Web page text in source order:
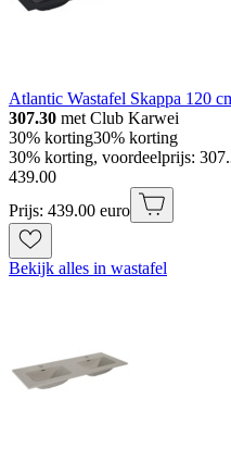
Atlantic Wastafel Skappa 120
307.30 met Club Karwei
30% korting30% korting
30% korting, voordeelprijs:
439.00
Prijs: 439.00 euro
Bekijk alles in wastafel